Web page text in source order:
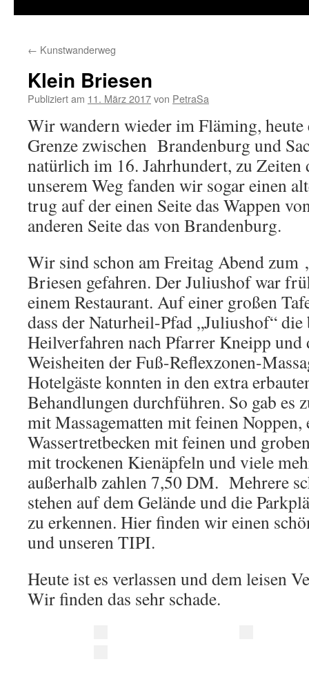
← Kunstwanderweg
Klein Briesen
Publiziert am 11. März 2017von PetraSa
Wir wandern wieder im Fläming, heute
Grenze zwischen Brandenburg und
natürlich im 16. Jahrhundert, zu
unserem Weg fanden wir sogar einen
trug auf der einen Seite das Wappen
anderen Seite das von Brandenburg.
Wir sind schon am Freitag Abend
Briesen gefahren. Der Juliushof war
einem Restaurant. Auf einer großen
dass der Naturheil-Pfad „Juliushof“
Heilverfahren nach Pfarrer Kneipp und
Weisheiten der Fuß-Reflexzonen-
Hotelgäste konnten in den extra
Behandlungen durchführen. So gab es
mit Massagematten mit feinen
Wassertretbecken mit feinen und
mit trockenen Kienäpfeln und viele
außerhalb zahlen 7,50 DM. Mehrere
stehen auf dem Gelände und die
zu erkennen. Hier finden wir einen
und unseren TIPI.
Heute ist es verlassen und dem leisen
Wir finden das sehr schade.